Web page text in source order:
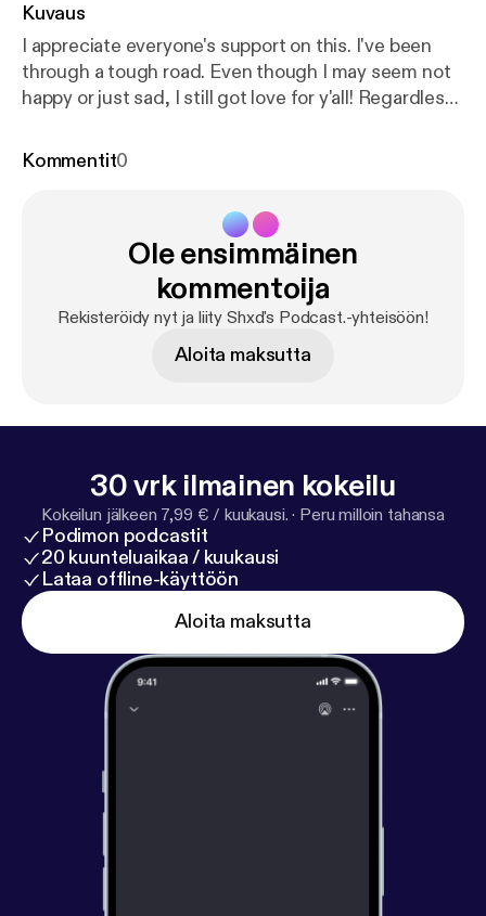
Kuvaus
I appreciate everyone's support on this. I've been
through a tough road. Even though I may seem not
happy or just sad, I still got love for y'all! Regardless
there. Reach your goals, have fun and enjoy life. Do
Kommentit0
Ole ensimmäinen
kommentoija
Rekisteröidy nyt ja liity Shxd's Podcast.-yhteisöön!
Aloita maksutta
30 vrk ilmainen kokeilu
Kokeilun jälkeen 7,99 € / kuukausi. · Peru milloin tahansa
Podimon podcastit
20 kuunteluaikaa / kuukausi
Lataa offline-käyttöön
Aloita maksutta